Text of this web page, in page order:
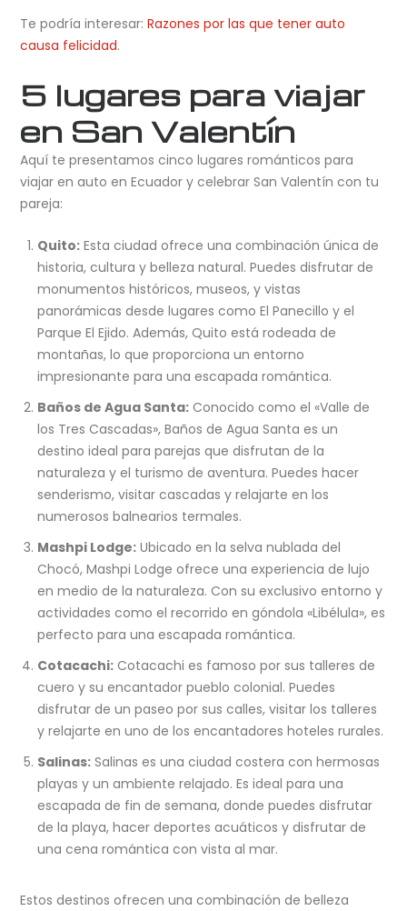
Te podría interesar:Razones por las que tener auto
causa felicidad.
5 lugares para viajar
en San Valentín
Aquí te presentamos cinco lugares románticos para
viajar en auto en Ecuador y celebrar San Valentín con tu
pareja:
Quito:Esta ciudad ofrece una combinación única de
historia, cultura y belleza natural. Puedes disfrutar de
monumentos históricos, museos, y vistas
panorámicas desde lugares como El Panecillo y el
Parque El Ejido. Además, Quito está rodeada de
montañas, lo que proporciona un entorno
impresionante para una escapada romántica.
Baños de Agua Santa:Conocido como el «Valle de
los Tres Cascadas», Baños de Agua Santa es un
destino ideal para parejas que disfrutan de la
naturaleza y el turismo de aventura. Puedes hacer
senderismo, visitar cascadas y relajarte en los
numerosos balnearios termales.
Mashpi Lodge:Ubicado en la selva nublada del
Chocó, Mashpi Lodge ofrece una experiencia de lujo
en medio de la naturaleza. Con su exclusivo entorno y
actividades como el recorrido en góndola «Libélula», es
perfecto para una escapada romántica.
Cotacachi:Cotacachi es famoso por sus talleres de
cuero y su encantador pueblo colonial. Puedes
disfrutar de un paseo por sus calles, visitar los talleres
y relajarte en uno de los encantadores hoteles rurales.
Salinas:Salinas es una ciudad costera con hermosas
playas y un ambiente relajado. Es ideal para una
escapada de fin de semana, donde puedes disfrutar
de la playa, hacer deportes acuáticos y disfrutar de
una cena romántica con vista al mar.
Estos destinos ofrecen una combinación de belleza